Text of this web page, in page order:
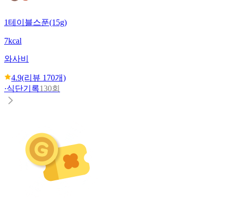
1테이블스푼(15g)
7kcal
와사비
4.9(리뷰 170개)
·식단기록130회